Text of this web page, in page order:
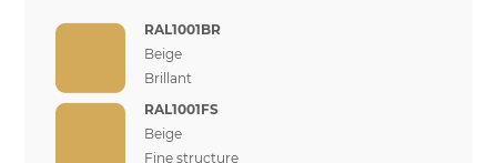
RAL1001BR
Beige
Brillant
RAL1001FS
Beige
Fine structure